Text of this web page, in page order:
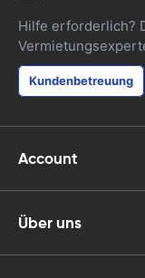
Hilfe erforderlich?
Kundenbetreuung
Account
Über uns